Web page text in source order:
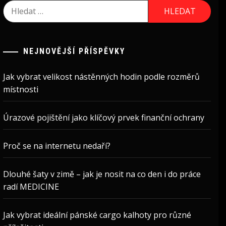
Vyhledávání
NEJNOVĚJŠÍ PŘÍSPĚVKY
Jak vybrat velikost nástěnných hodin podle rozměrů
místnosti
Úrazové pojištění jako klíčový prvek finanční ochrany
Proč se na internetu nedaří?
Dlouhé šaty v zimě – jak je nosit na co den i do práce
radí MEDICINE
Jak vybrat ideální pánské cargo kalhoty pro různé